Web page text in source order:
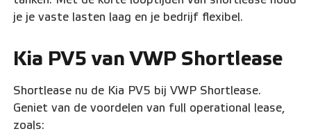
je je vaste lasten laag en je bedrijf flexibel.
Kia PV5 van VWP Shortlease
Shortlease nu de Kia PV5 bij VWP Shortlease.
Geniet van de voordelen van full operational lease,
zoals: